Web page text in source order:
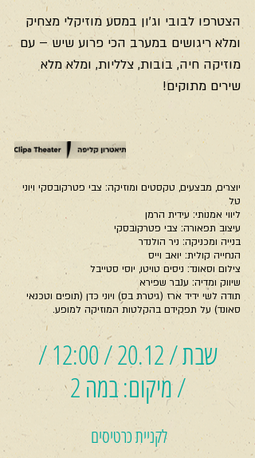
הצטרפו לבובי וג'ון במסע מוזיקלי מצחיק
ומלא ריגושים במערב הכי פרוע שיש – עם
מוזיקה חיה, בובות, צלליות, ומלא מלא
שירים מתוקים!
יוצרים, מבצעים, טקסטים ומוזיקה: צבי פטרקובסקי ויוני
טל
ליווי אמנותי: עידית הרמן
עיצוב תפאורה: צבי פטרקובסקי
בנייה ומכניקה: ניר הולנדר
הנחייה קולית: יואב וייס
צילום וסאונד: ניסים טויטו, יוסי סטייבל
שיווק ומדיה: ענבר שפירא
תודה לשי ידיד ארז (גיטרת בס) ויוני כדן (תופים וטכנאי
סאונד) על תפקידם בהקלטות המוזיקה למופע.
שבת / 20.12 / 12:00 /
/ מיקום: במה 2
לקניית כרטיסים